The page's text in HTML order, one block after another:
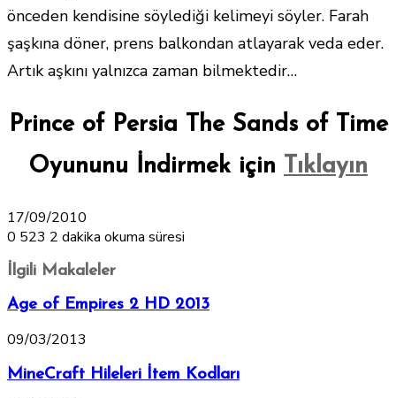
önceden kendisine söylediği kelimeyi söyler. Farah
şaşkına döner, prens balkondan atlayarak veda eder.
Artık aşkını yalnızca zaman bilmektedir…
Prince of Persia The Sands of Time
Oyununu İndirmek için Tıklayın
17/09/2010
0 523 2 dakika okuma süresi
İlgili Makaleler
Age of Empires 2 HD 2013
09/03/2013
MineCraft Hileleri İtem Kodları